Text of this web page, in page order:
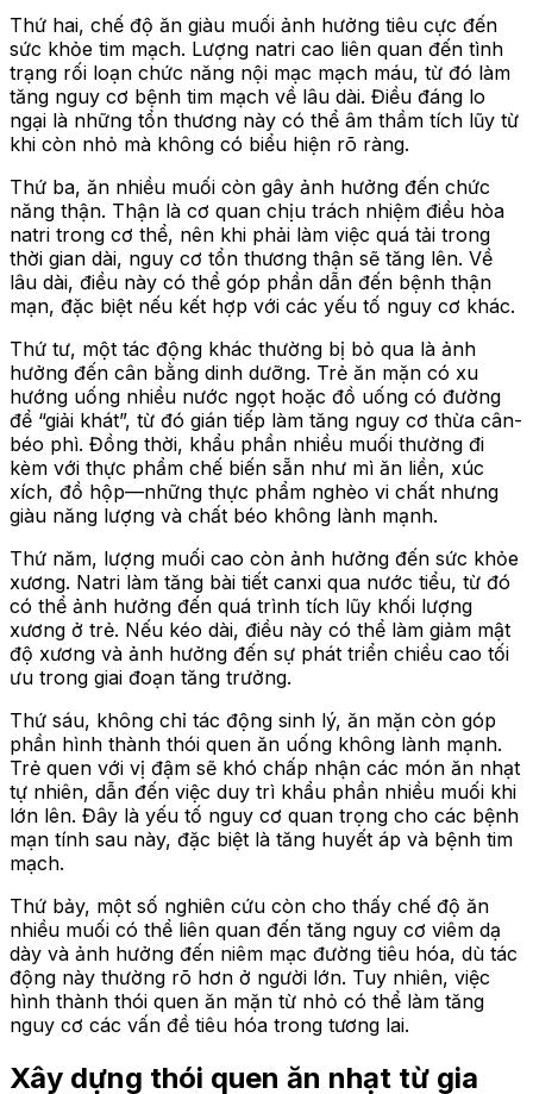
Thứ hai, chế độ ăn giàu muối ảnh hưởng tiêu cực đến
sức khỏe tim mạch. Lượng natri cao liên quan đến tình
trạng rối loạn chức năng nội mạc mạch máu, từ đó làm
tăng nguy cơ bệnh tim mạch về lâu dài. Điều đáng lo
ngại là những tổn thương này có thể âm thầm tích lũy từ
khi còn nhỏ mà không có biểu hiện rõ ràng.
Thứ ba, ăn nhiều muối còn gây ảnh hưởng đến chức
năng thận. Thận là cơ quan chịu trách nhiệm điều hòa
natri trong cơ thể, nên khi phải làm việc quá tải trong
thời gian dài, nguy cơ tổn thương thận sẽ tăng lên. Về
lâu dài, điều này có thể góp phần dẫn đến bệnh thận
mạn, đặc biệt nếu kết hợp với các yếu tố nguy cơ khác.
Thứ tư, một tác động khác thường bị bỏ qua là ảnh
hưởng đến cân bằng dinh dưỡng. Trẻ ăn mặn có xu
hướng uống nhiều nước ngọt hoặc đồ uống có đường
để “giải khát”, từ đó gián tiếp làm tăng nguy cơ thừa cân-
béo phì. Đồng thời, khẩu phần nhiều muối thường đi
kèm với thực phẩm chế biến sẵn như mì ăn liền, xúc
xích, đồ hộp—những thực phẩm nghèo vi chất nhưng
giàu năng lượng và chất béo không lành mạnh.
Thứ năm, lượng muối cao còn ảnh hưởng đến sức khỏe
xương. Natri làm tăng bài tiết canxi qua nước tiểu, từ đó
có thể ảnh hưởng đến quá trình tích lũy khối lượng
xương ở trẻ. Nếu kéo dài, điều này có thể làm giảm mật
độ xương và ảnh hưởng đến sự phát triển chiều cao tối
ưu trong giai đoạn tăng trưởng.
Thứ sáu, không chỉ tác động sinh lý, ăn mặn còn góp
phần hình thành thói quen ăn uống không lành mạnh.
Trẻ quen với vị đậm sẽ khó chấp nhận các món ăn nhạt
tự nhiên, dẫn đến việc duy trì khẩu phần nhiều muối khi
lớn lên. Đây là yếu tố nguy cơ quan trọng cho các bệnh
mạn tính sau này, đặc biệt là tăng huyết áp và bệnh tim
mạch.
Thứ bảy, một số nghiên cứu còn cho thấy chế độ ăn
nhiều muối có thể liên quan đến tăng nguy cơ viêm dạ
dày và ảnh hưởng đến niêm mạc đường tiêu hóa, dù tác
động này thường rõ hơn ở người lớn. Tuy nhiên, việc
hình thành thói quen ăn mặn từ nhỏ có thể làm tăng
nguy cơ các vấn đề tiêu hóa trong tương lai.
Xây dựng thói quen ăn nhạt từ gia